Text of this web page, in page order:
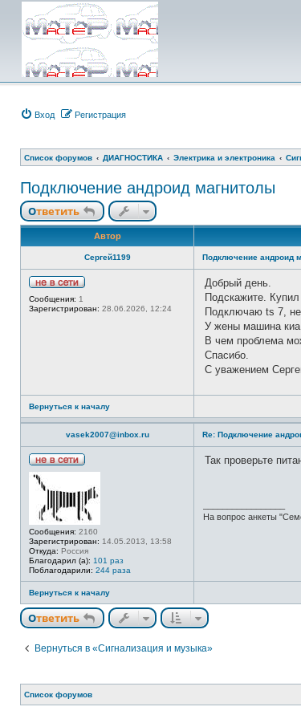
Вход Регистрация
Список форумов ДИАГНОСТИКА Электрика и электроника
Подключение андроид магнитолы
Ответить
Автор
Сергей1199
в
Сообщения: 1
Зарегистрирован: 28.06.2026, 12:24
Подключение андроид
Добрый день.
Подскажите.
Подключаю ts 7,
У жены машина киа
В чем проблема
Спасибо.
С уважением
Вернуться к началу
vasek2007@inbox.ru
Н
в
с
е
т
и
Сообщения: 2160
Зарегистрирован: 14.05.2013, 13:58
Откуда: Россия
Благодарил (а): 101 раз
Поблагодарили: 244 раза
Re: Подключение
Так проверьте
На вопрос анкеты
Вернуться к началу
Ответить
Вернуться в «Сигнализация и музыка»
Список форумов